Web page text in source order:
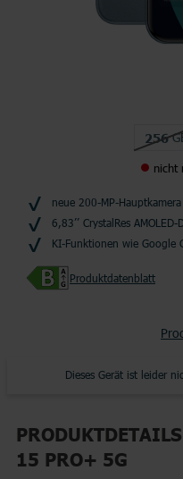
256
nicht
neue 200-MP-Hauptkamera
6,83’’ CrystalRes
KI-Funktionen wie Google
Produktdatenblatt
Dieses Gerät ist leider
15 PRO+ 5G